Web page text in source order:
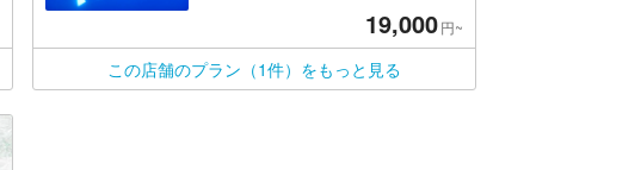
19,000円~
この店舗のプラン（1件）をもっと見る